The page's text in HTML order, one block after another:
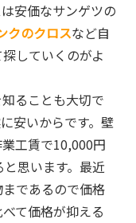
安価なサンゲツの
クのクロスなど自
していくのがよ
ることも大切で
安いからです。壁
工賃で10,000円
思います。最近
であるので価格
て価格が抑える